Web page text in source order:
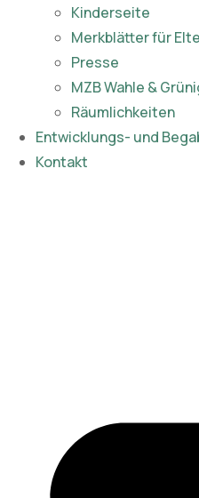
Kinderseite
Merkblätter für
Presse
MZB Wahle &
Räumlichkeiten
Entwicklungs- und
Kontakt